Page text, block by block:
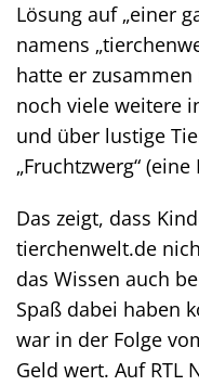
Lösung auf „einer
namens
hatte er
noch viele weitere
und über lustige
„Fruchtzwerg“
Das zeigt, dass
tierchenwelt.de
das Wissen auch
Spaß dabei haben
war in der Folge
Geld wert. Auf RTL